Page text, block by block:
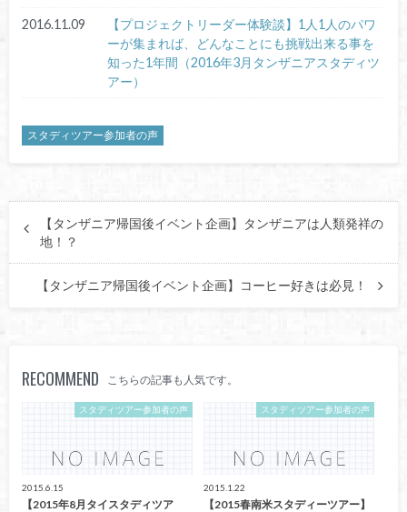
2016.11.09
【プロジェクトリーダー体験談】1人1人のパワ
ーが集まれば、どんなことにも挑戦出来る事を
知った1年間（2016年3月タンザニアスタディツ
アー）
スタディツアー参加者の声
【タンザニア帰国後イベント企画】タンザニアは人類発祥の
地！？
【タンザニア帰国後イベント企画】コーヒー好きは必見！
RECOMMEND こちらの記事も人気です。
スタディツアー参加者の声
2015.6.15
【2015年8月タイスタディツア
スタディツアー参加者の声
2015.1.22
【2015春南米スタディーツアー】